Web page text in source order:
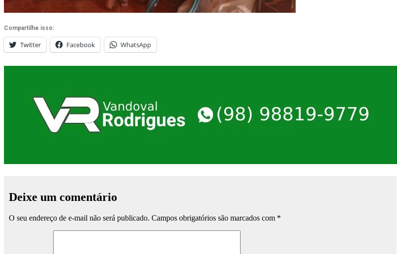
Compartilhe isso:
Twitter Facebook WhatsApp
Deixe um comentário
O seu endereço de e-mail não será publicado. Campos obrigatórios são marcados com *